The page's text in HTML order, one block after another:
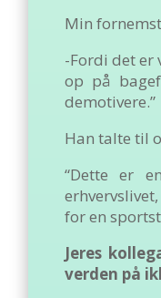
Min
-Fordi det
op på
demotivere.”
Han talte til
“Dette er
for en
Jeres
verden på